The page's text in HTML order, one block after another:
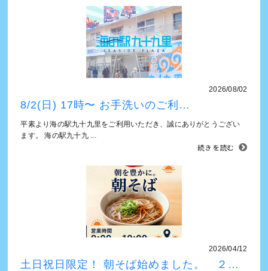
2026/08/02
8/2(日) 17時〜 お手洗いのご利…
平素より海の駅九十九里をご利用いただき、誠にありがとうござい
ます。 海の駅九十九 ...
続きを読む
2026/04/12
土日祝日限定！ 朝そば始めました。 ２…